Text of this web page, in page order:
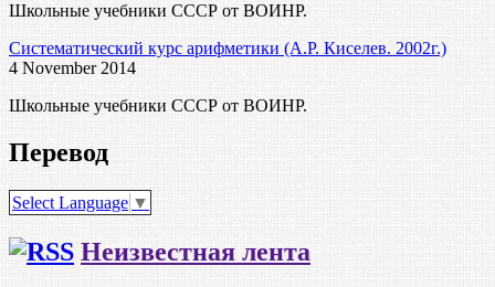
Школьные учебники СССР от ВОИНР.
Систематический курс арифметики (А.Р. Киселев. 2002г.)
4 November 2014
Школьные учебники СССР от ВОИНР.
Перевод
Select Language ▼
Неизвестная лента